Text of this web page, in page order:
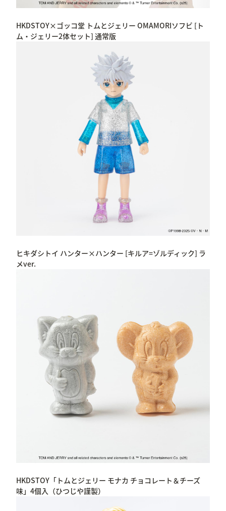
HKDSTOY×ゴッコ堂 トムとジェリー OMAMORIソフビ [ト
ム・ジェリー2体セット] 通常版
ヒキダシトイ ハンター×ハンター [キルア=ゾルディック] ラ
メver.
HKDSTOY「トムとジェリー モナカ チョコレート＆チーズ
味」4個入（ひつじや謹製）